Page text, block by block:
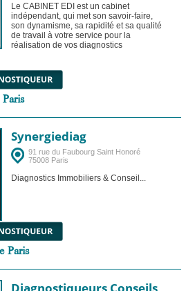
Le CABINET EDI est un cabinet
indépendant, qui met son savoir-faire,
son dynamisme, sa rapidité et sa qualité
de travail à votre service pour la
réalisation de vos diagnostics
Synergiediag
91 rue du Faubourg Saint Honoré
75008 Paris
Diagnostics Immobiliers & Conseil...
Paris